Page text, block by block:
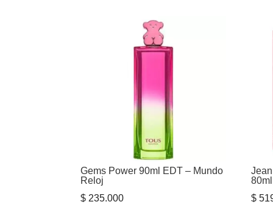
Gems Power 90ml EDT – Mundo
Reloj
$ 235.000
$